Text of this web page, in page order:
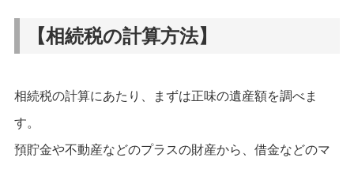
【相続税の計算方法】
相続税の計算にあたり、まずは正味の遺産額を調べま
す。
預貯金や不動産などのプラスの財産から、借金などのマ